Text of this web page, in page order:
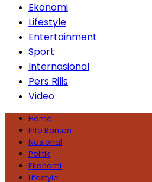
Ekonomi
Lifestyle
Entertainment
Sport
Internasional
Pers Rilis
Video
Home
Info Banten
Nasional
Politik
Ekonomi
Lifestyle